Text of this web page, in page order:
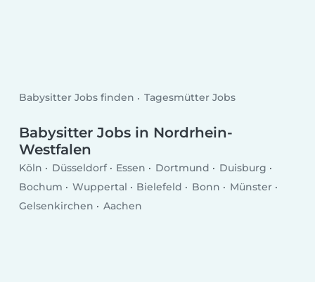
Babysitter Jobs finden Tagesmütter Jobs
Babysitter Jobs in Nordrhein-
Westfalen
Köln Düsseldorf Essen Dortmund
Duisburg
Bochum
Wuppertal Bielefeld Bonn
Münster
Gelsenkirchen
Aachen